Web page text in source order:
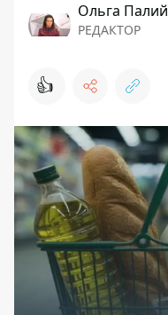
Ольга Палий
РЕДАКТОР
👍